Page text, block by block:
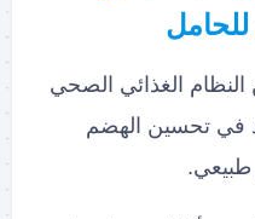
النظام الغذائي الصحي
في تحسين الهضم
طبيعي.